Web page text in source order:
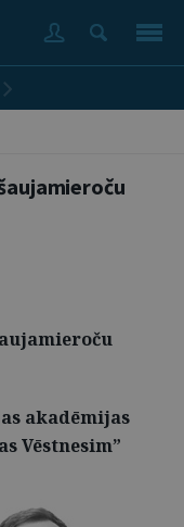
akadēmijas
Vēstnesim”